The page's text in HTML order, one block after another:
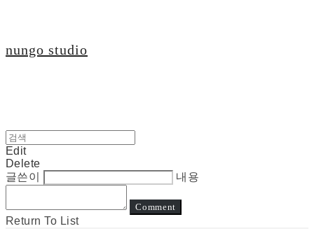
nungo studio
Edit
Delete
글쓴이
내용
Comment
Return To List